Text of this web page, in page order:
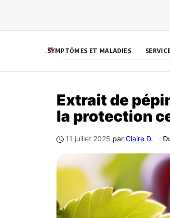
contenu
SYMPTÔMES ET MALADIES
Extrait de
la protection
11 juillet 2025 par Claire D. ·